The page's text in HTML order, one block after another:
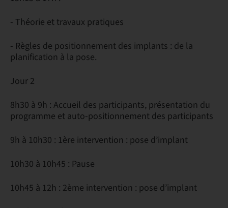
- Théorie et travaux pratiques
- Règles de positionnement des implants : de la
planification à la pose.
Jour 2
8h30 à 9h : Accueil des participants, présentation du
programme et auto-positionnement des participants
9h à 10h30 : 1ère intervention : pose d’implant
10h30 à 10h45 : Pause
10h45 à 12h : 2ème intervention : pose d’implant